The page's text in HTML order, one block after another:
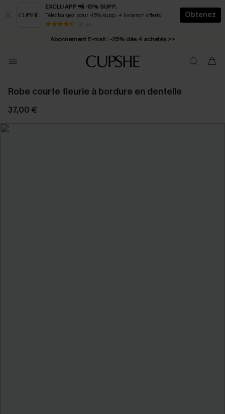
EXCLU APP 📲 -15% SUPP.
Téléchargez pour -15% supp. + livraison offerts !
50 k+
Obtenez
* Livraison éclair 2-3 jours ouvrés >>
Abonnement E-mail : -25% dès 4 achetés >>
Robe courte fleurie à bordure en dentelle
37,00 €